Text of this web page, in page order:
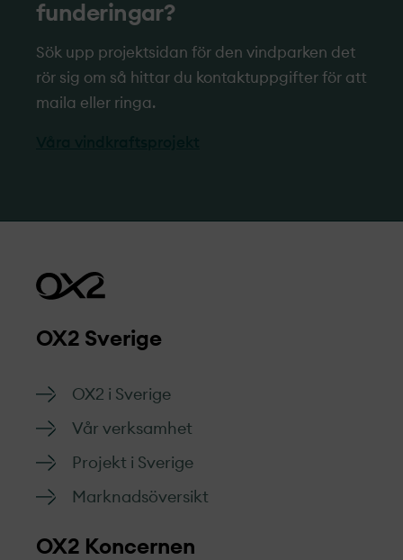
funderingar?
Sök upp projekt­­­­­­­­sidan för den vindparken det
rör sig om så hittar du kontaktuppgifter för att
maila eller ringa.
OX2 Sverige
OX2 i Sverige
Vår verksamhet
Projekt­ i Sverige
Marknads­översikt
OX2 Koncernen